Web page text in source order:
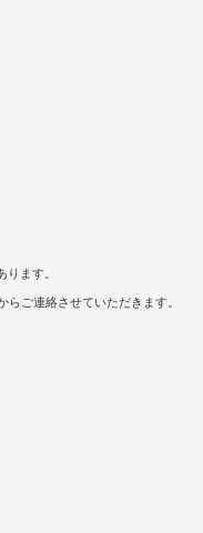
ます。
らご連絡させていただきます。